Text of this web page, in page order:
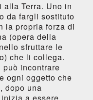
Terra. Uno in
da fargli sostituto
la propria forza di
(opera della
sfruttare le
che li collega.
può incontrare
ogni oggetto che
dopo una